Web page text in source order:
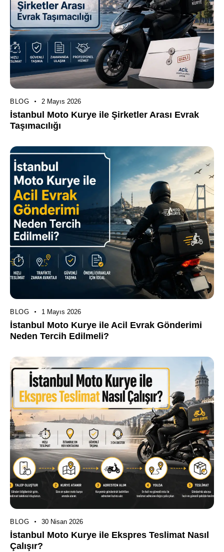
BLOG 2 Mayıs 2026
İstanbul Moto Kurye ile Şirketler Arası Evrak
Taşımacılığı
BLOG 1 Mayıs 2026
İstanbul Moto Kurye ile Acil Evrak Gönderimi
Neden Tercih Edilmeli?
BLOG 30 Nisan 2026
İstanbul Moto Kurye ile Ekspres Teslimat Nasıl
Çalışır?